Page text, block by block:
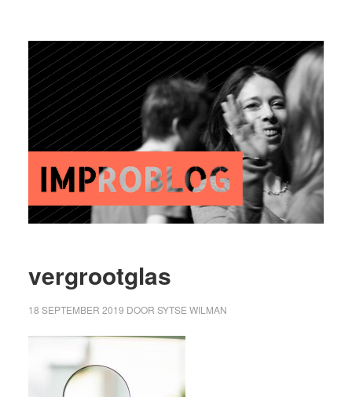
vergrootglas
18 SEPTEMBER 2019 DOOR SYTSE WILMAN